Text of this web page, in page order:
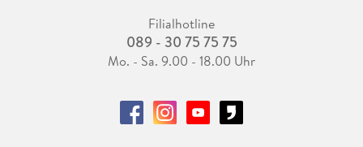
Filialhotline
089 - 30 75 75 75
Mo. - Sa. 9.00 - 18.00 Uhr